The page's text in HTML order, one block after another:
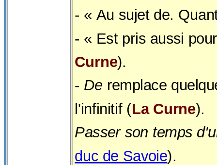
- « Au sujet de.
- « Est pris aussi
Curne).
- De remplace
l'infinitif (La Curne).
Passer son temps
duc de Savoie).